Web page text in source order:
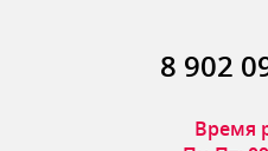
8 902
Время